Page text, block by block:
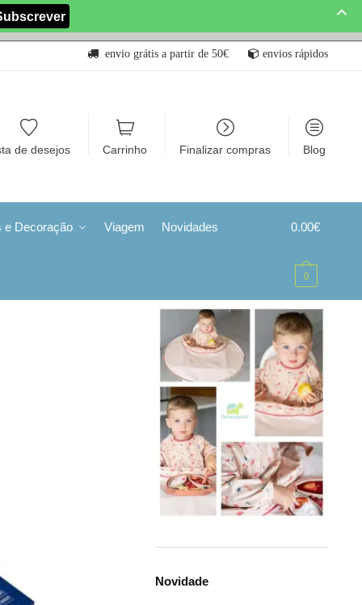
envio grátis a partir de 50€ envios rápidos
de desejos Carrinho Finalizar compras Blog
e Decoração Viagem Novidades 0.00€
0
Novidade